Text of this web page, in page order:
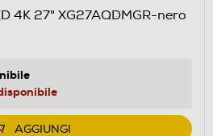
4K 27" XG27AQDMGR-nero
AGGIUNGI